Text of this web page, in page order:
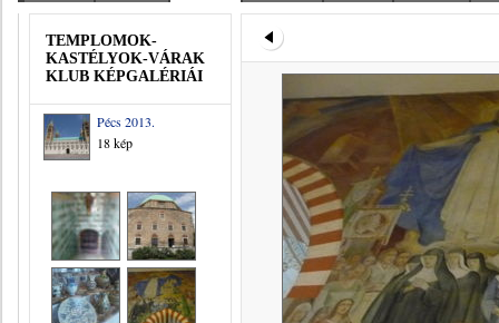
TEMPLOMOK-
KASTÉLYOK-VÁRAK
KLUB KÉPGALÉRIÁI
Pécs 2013.
18 kép